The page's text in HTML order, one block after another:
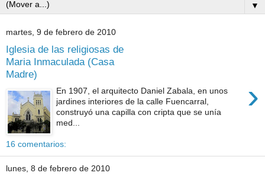
▼
martes, 9 de febrero de 2010
Iglesia de las religiosas de
Maria Inmaculada (Casa
Madre)
›
En 1907, el arquitecto Daniel Zabala, en unos
jardines interiores de la calle Fuencarral,
construyó una capilla con cripta que se unía
med...
16 comentarios:
lunes, 8 de febrero de 2010